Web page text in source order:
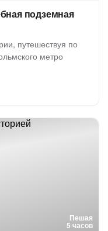
подземная
путешествуя по
метро
Пешая
5 часов